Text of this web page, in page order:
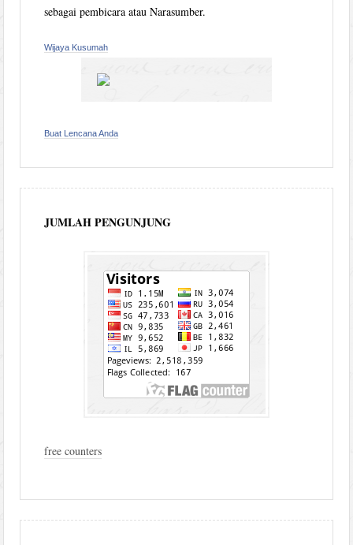
sebagai pembicara atau Narasumber.
Wijaya Kusumah
Buat Lencana Anda
JUMLAH PENGUNJUNG
free counters